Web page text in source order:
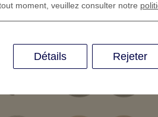
moment, veuillez consulter notre
Rejeter
Détails